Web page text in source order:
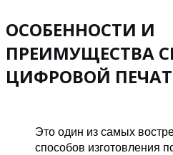
ОСОБЕННОСТИ И
ПРЕИМУЩЕСТВА
ЦИФРОВОЙ
Это один из самых
способов изготовления